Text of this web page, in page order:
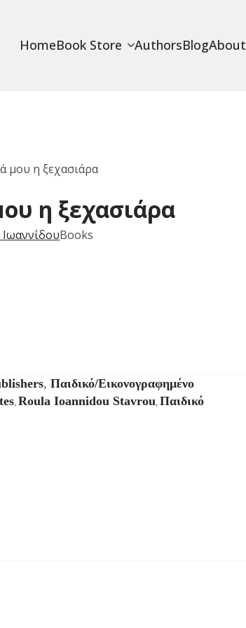
HomeBook Store AuthorsBlogAbout
μου η ξεχασιάρα
η ξεχασιάρα
Books
,Παιδικό/Εικονογραφημένο
,Roula Ioannidou Stavrou,Παιδικό